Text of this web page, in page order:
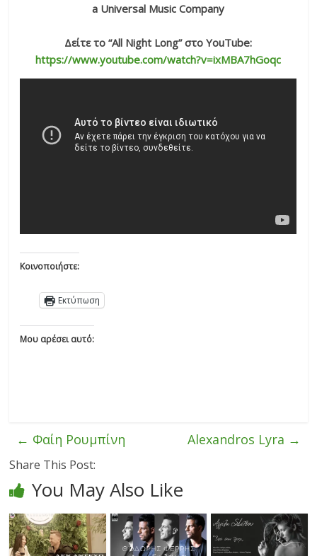
a Universal Music Company
Δείτε το “All Night Long” στο YouTube:
https://www.youtube.com/watch?v=ixMBA7hGoqc
Κοινοποιήστε:
Εκτύπωση
Μου αρέσει αυτό:
← Φαίη Ρουμπίνη Alexandros Lyra →
Share This Post:
You May Also Like